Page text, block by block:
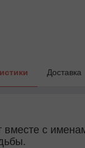
Доставка
вместе с